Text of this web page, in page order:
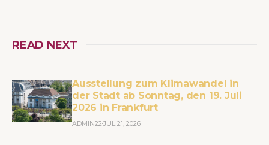
READ NEXT
Ausstellung zum Klimawandel in
der Stadt ab Sonntag, den 19. Juli
2026 in Frankfurt
ADMIN22 JUL 21, 2026